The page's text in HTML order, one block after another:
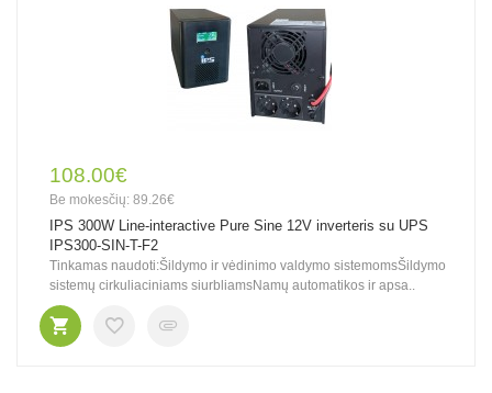
108.00€
Be mokesčių: 89.26€
IPS 300W Line-interactive Pure Sine 12V inverteris su UPS
IPS300-SIN-T-F2
Tinkamas naudoti:Šildymo ir vėdinimo valdymo sistemomsŠildymo
sistemų cirkuliaciniams siurbliamsNamų automatikos ir apsa..